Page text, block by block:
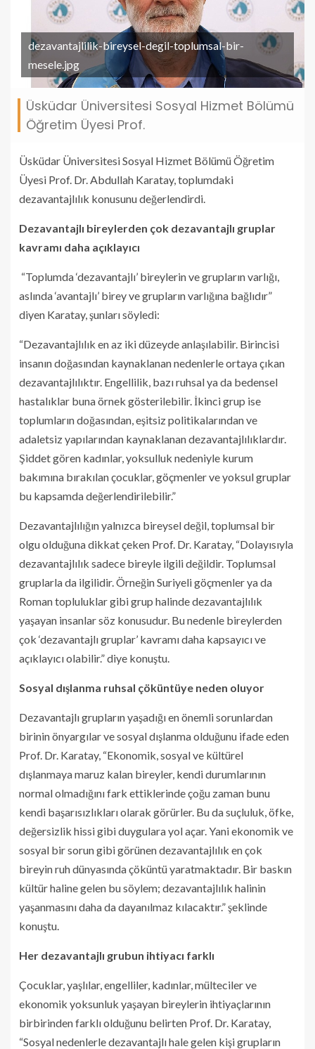
dezavantajlilik-bireysel-degil-toplumsal-bir-
mesele.jpg
Üsküdar Üniversitesi Sosyal Hizmet Bölümü
Öğretim Üyesi Prof.
Üsküdar Üniversitesi Sosyal Hizmet Bölümü Öğretim
Üyesi Prof. Dr. Abdullah Karatay, toplumdaki
dezavantajlılık konusunu değerlendirdi.
Dezavantajlı bireylerden çok dezavantajlı gruplar
kavramı daha açıklayıcı
“Toplumda ‘dezavantajlı’ bireylerin ve grupların varlığı,
aslında ‘avantajlı’ birey ve grupların varlığına bağlıdır”
diyen Karatay, şunları söyledi:
“Dezavantajlılık en az iki düzeyde anlaşılabilir. Birincisi
insanın doğasından kaynaklanan nedenlerle ortaya çıkan
dezavantajlılıktır. Engellilik, bazı ruhsal ya da bedensel
hastalıklar buna örnek gösterilebilir. İkinci grup ise
toplumların doğasından, eşitsiz politikalarından ve
adaletsiz yapılarından kaynaklanan dezavantajlılıklardır.
Şiddet gören kadınlar, yoksulluk nedeniyle kurum
bakımına bırakılan çocuklar, göçmenler ve yoksul gruplar
bu kapsamda değerlendirilebilir.”
Dezavantajlılığın yalnızca bireysel değil, toplumsal bir
olgu olduğuna dikkat çeken Prof. Dr. Karatay, “Dolayısıyla
dezavantajlılık sadece bireyle ilgili değildir. Toplumsal
gruplarla da ilgilidir. Örneğin Suriyeli göçmenler ya da
Roman topluluklar gibi grup halinde dezavantajlılık
yaşayan insanlar söz konusudur. Bu nedenle bireylerden
çok ‘dezavantajlı gruplar’ kavramı daha kapsayıcı ve
açıklayıcı olabilir.” diye konuştu.
Sosyal dışlanma ruhsal çöküntüye neden oluyor
Dezavantajlı grupların yaşadığı en önemli sorunlardan
birinin önyargılar ve sosyal dışlanma olduğunu ifade eden
Prof. Dr. Karatay, “Ekonomik, sosyal ve kültürel
dışlanmaya maruz kalan bireyler, kendi durumlarının
normal olmadığını fark ettiklerinde çoğu zaman bunu
kendi başarısızlıkları olarak görürler. Bu da suçluluk, öfke,
değersizlik hissi gibi duygulara yol açar. Yani ekonomik ve
sosyal bir sorun gibi görünen dezavantajlılık en çok
bireyin ruh dünyasında çöküntü yaratmaktadır. Bir baskın
kültür haline gelen bu söylem; dezavantajlılık halinin
yaşanmasını daha da dayanılmaz kılacaktır.” şeklinde
konuştu.
Her dezavantajlı grubun ihtiyacı farklı
Çocuklar, yaşlılar, engelliler, kadınlar, mülteciler ve
ekonomik yoksunluk yaşayan bireylerin ihtiyaçlarının
birbirinden farklı olduğunu belirten Prof. Dr. Karatay,
“Sosyal nedenlerle dezavantajlı hale gelen kişi grupların